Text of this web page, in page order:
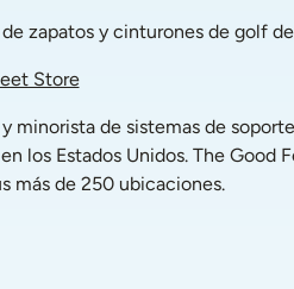
zapatos y cinturones de golf
Store
minorista de sistemas de
los Estados Unidos. The
más de 250 ubicaciones.